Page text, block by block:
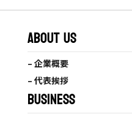
ABOUT US
– 企業概要
– 代表挨拶
BUSINESS